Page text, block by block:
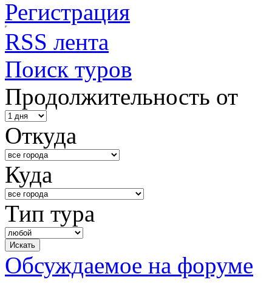
Регистрация
RSS лента
Поиск туров
Продолжительность от
Откуда
Куда
Тип тура
Обсуждаемое на форуме